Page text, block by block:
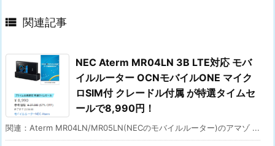
 関連記事
NEC Aterm MR04LN 3B LTE対応 モバ
イルルーター OCNモバイルONE マイク
ロSIM付 クレードル付属 が特選タイムセ
ールで8,990円！
関連：Aterm MR04LN/MR05LN(NECのモバイルルーター)のアマゾ ...